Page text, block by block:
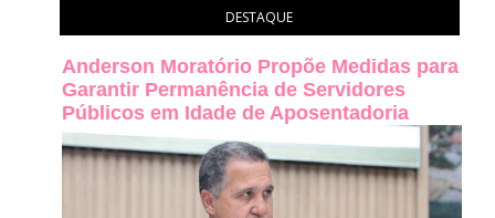
DESTAQUE
Anderson Moratório Propõe Medidas para
Garantir Permanência de Servidores
Públicos em Idade de Aposentadoria